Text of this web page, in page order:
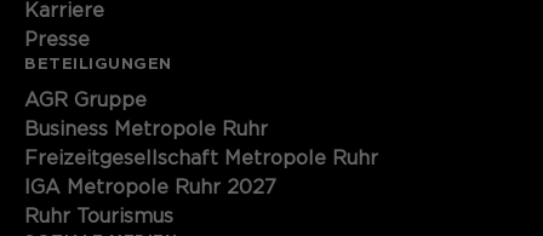
Karriere
Presse
BETEILIGUNGEN
AGR Gruppe
Business Metropole Ruhr
Freizeitgesellschaft Metropole Ruhr
IGA Metropole Ruhr 2027
Ruhr Tourismus